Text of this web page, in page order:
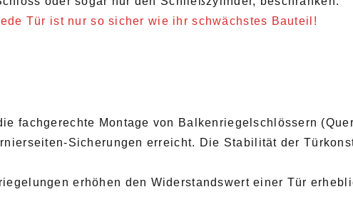
Tür ist nur so sicher wie ihr schwächstes Bauteil!
fachgerechte Montage von Balkenriegelschlössern
Sicherungen erreicht. Die Stabilität der
erhöhen den Widerstandswert einer Tür